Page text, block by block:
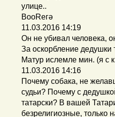
улице..
ВооReгә
11.03.2016 14:19
Он не убивал человека,
За оскорбление дедушки
Матур ислемле мин. (я с
11.03.2016 14:16
Почему собака, не
судьи? Почему с
татарски? В вашей
безрелигиозные, только